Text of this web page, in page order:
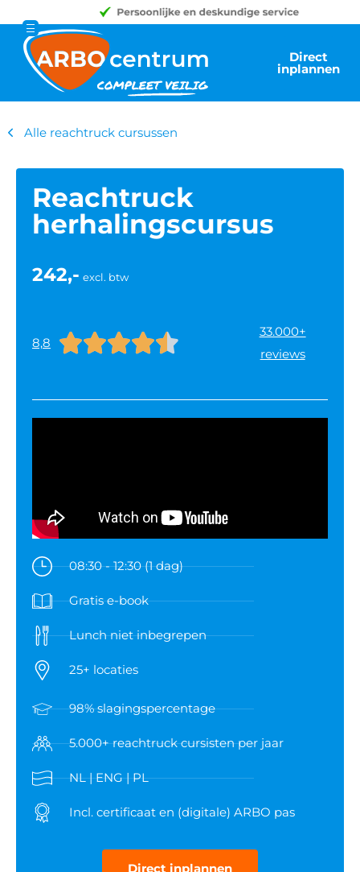
Direct
inplannen
Alle reachtruck cursussen
Reachtruck
herhalingscursus
242,- excl. btw
8,8 
33.000+
reviews
08:30 - 12:30 (1 dag)
Gratis e-book
Lunch niet inbegrepen
25+ locaties
98% slagingspercentage
5.000+ reachtruck cursisten per jaar
NL | ENG | PL
Incl. certificaat en (digitale) ARBO pas
Direct inplannen